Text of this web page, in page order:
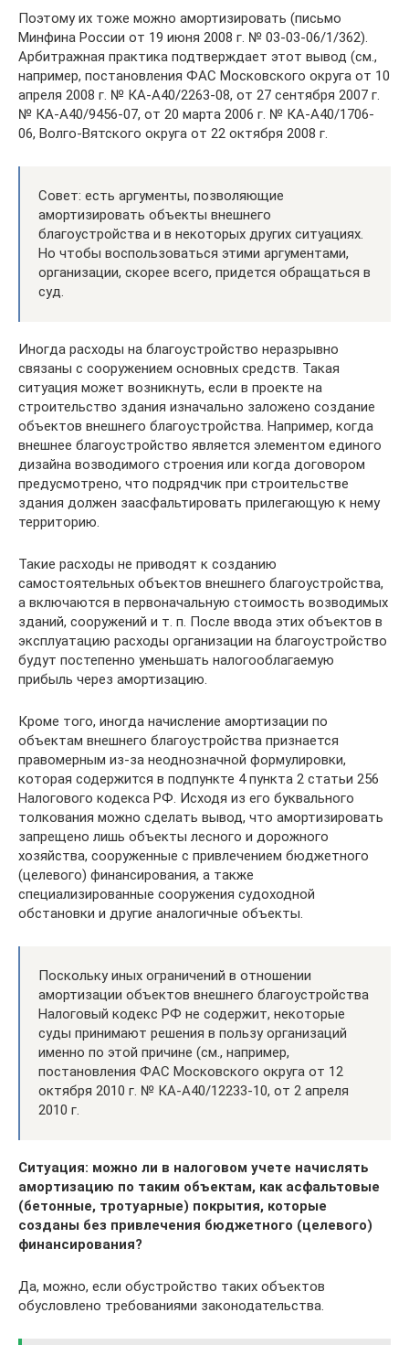
Поэтому их тоже можно амортизировать (письмо
Минфина России от 19 июня 2008 г. № 03-03-06/1/362).
Арбитражная практика подтверждает этот вывод (см.,
например, постановления ФАС Московского округа от 10
апреля 2008 г. № КА-А40/2263-08, от 27 сентября 2007 г.
№ КА-А40/9456-07, от 20 марта 2006 г. № КА-А40/1706-
06, Волго-Вятского округа от 22 октября 2008 г.
Совет: есть аргументы, позволяющие
амортизировать объекты внешнего
благоустройства и в некоторых других ситуациях.
Но чтобы воспользоваться этими аргументами,
организации, скорее всего, придется обращаться в
суд.
Иногда расходы на благоустройство неразрывно
связаны с сооружением основных средств. Такая
ситуация может возникнуть, если в проекте на
строительство здания изначально заложено создание
объектов внешнего благоустройства. Например, когда
внешнее благоустройство является элементом единого
дизайна возводимого строения или когда договором
предусмотрено, что подрядчик при строительстве
здания должен заасфальтировать прилегающую к нему
территорию.
Такие расходы не приводят к созданию
самостоятельных объектов внешнего благоустройства,
а включаются в первоначальную стоимость возводимых
зданий, сооружений и т. п. После ввода этих объектов в
эксплуатацию расходы организации на благоустройство
будут постепенно уменьшать налогооблагаемую
прибыль через амортизацию.
Кроме того, иногда начисление амортизации по
объектам внешнего благоустройства признается
правомерным из-за неоднозначной формулировки,
которая содержится в подпункте 4 пункта 2 статьи 256
Налогового кодекса РФ. Исходя из его буквального
толкования можно сделать вывод, что амортизировать
запрещено лишь объекты лесного и дорожного
хозяйства, сооруженные с привлечением бюджетного
(целевого) финансирования, а также
специализированные сооружения судоходной
обстановки и другие аналогичные объекты.
Поскольку иных ограничений в отношении
амортизации объектов внешнего благоустройства
Налоговый кодекс РФ не содержит, некоторые
суды принимают решения в пользу организаций
именно по этой причине (см., например,
постановления ФАС Московского округа от 12
октября 2010 г. № КА-А40/12233-10, от 2 апреля
2010 г.
Ситуация: можно ли в налоговом учете начислять
амортизацию по таким объектам, как асфальтовые
(бетонные, тротуарные) покрытия, которые
созданы без привлечения бюджетного (целевого)
финансирования?
Да, можно, если обустройство таких объектов
обусловлено требованиями законодательства.